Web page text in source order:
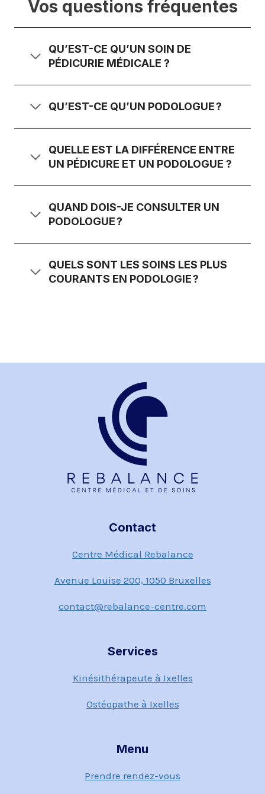
Vos questions fréquentes
QU’EST-CE QU’UN SOIN DE
PÉDICURIE MÉDICALE ?
QU’EST-CE QU’UN PODOLOGUE ?
QUELLE EST LA DIFFÉRENCE ENTRE
UN PÉDICURE ET UN PODOLOGUE ?
QUAND DOIS-JE CONSULTER UN
PODOLOGUE ?
QUELS SONT LES SOINS LES PLUS
COURANTS EN PODOLOGIE ?
Contact
Centre Médical Rebalance
Avenue Louise 200, 1050 Bruxelles
contact@rebalance-centre.com
Services
Kinésithérapeute à Ixelles
Ostéopathe à Ixelles
Menu
Prendre rendez-vous